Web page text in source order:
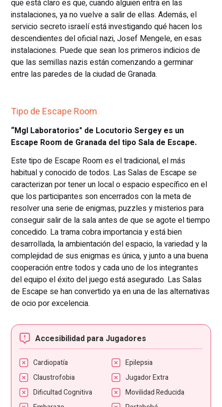
que está claro es que, cuando alguien entra en las
instalaciones, ya no vuelve a salir de ellas. Además, el
servicio secreto israelí está investigando qué hacen los
descendientes del oficial nazi, Josef Mengele, en esas
instalaciones. Puede que sean los primeros indicios de
que las semillas nazis están comenzando a germinar
entre las paredes de la ciudad de Granada.
Tipo de Escape Room
“Mgl Laboratorios" de Locutorio Sergey es un
Escape Room de Granada del tipo Sala de Escape.
Este tipo de Escape Room es el tradicional, el más
habitual y conocido de todos. Las Salas de Escape se
caracterizan por tener un local o espacio específico en el
que los participantes son encerrados con la meta de
resolver una serie de enigmas, puzzles y misterios para
conseguir salir de la sala antes de que se agote el tiempo
concedido. La trama cobra importancia y está bien
desarrollada, la ambientación del espacio, la variedad y la
complejidad de sus enigmas es única, y junto a una buena
cooperación entre todos y cada uno de los integrantes
del equipo el éxito del juego está asegurado. Las Salas
de Escape se han convertido ya en una de las alternativas
de ocio por excelencia.
Accesibilidad para Jugadores
Cardiopatía
Epilepsia
Claustrofobia
Jugador Extra
Dificultad Cognitiva
Movilidad Reducida